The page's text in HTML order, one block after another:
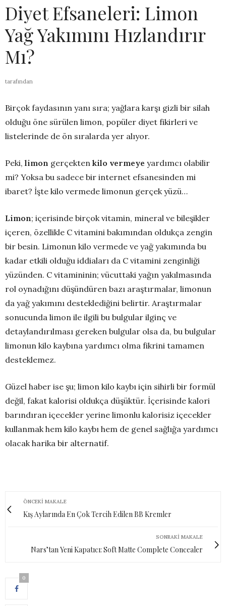
Diyet Efsaneleri: Limon
Yağ Yakımını Hızlandırır
Mı?
tarafından
Birçok faydasının yanı sıra; yağlara karşı gizli bir silah
olduğu öne sürülen limon, popüler diyet fikirleri ve
listelerinde de ön sıralarda yer alıyor.
Peki, limon gerçekten kilo vermeye yardımcı olabilir
mi? Yoksa bu sadece bir internet efsanesinden mi
ibaret? İşte kilo vermede limonun gerçek yüzü…
Limon; içerisinde birçok vitamin, mineral ve bileşikler
içeren, özellikle C vitamini bakımından oldukça zengin
bir besin. Limonun kilo vermede ve yağ yakımında bu
kadar etkili olduğu iddiaları da C vitamini zenginliği
yüzünden. C vitamininin; vücuttaki yağın yakılmasında
rol oynadığını düşündüren bazı araştırmalar, limonun
da yağ yakımını desteklediğini belirtir. Araştırmalar
sonucunda limon ile ilgili bu bulgular ilginç ve
detaylandırılması gereken bulgular olsa da, bu bulgular
limonun kilo kaybına yardımcı olma fikrini tamamen
desteklemez.
Güzel haber ise şu; limon kilo kaybı için sihirli bir formül
değil, fakat kalorisi oldukça düşüktür. İçerisinde kalori
barındıran içecekler yerine limonlu kalorisiz içecekler
kullanmak hem kilo kaybı hem de genel sağlığa yardımcı
olacak harika bir alternatif.
ÖNCEKI MAKALE
Kış Aylarında En Çok Tercih Edilen BB Kremler
SONRAKI MAKALE
Nars’tan Yeni Kapatıcı: Soft Matte Complete Concealer
0